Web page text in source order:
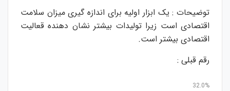
توضیحات : یک ابزار اولیه برای اندازه گیری میزان سلامت
اقتصادی است زیرا تولیدات بیشتر نشان دهنده قعالیت
اقتصادی بیشتر است.
رقم قبلی :
32.0%